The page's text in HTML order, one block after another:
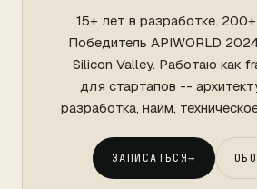
15+ лет в разработке.
Победитель APIWORLD
Silicon Valley. Работаю как
для стартапов --
разработка, найм,
ЗАПИСАТЬСЯ→